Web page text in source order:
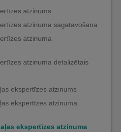
atzinums
atzinuma sagatavošana
atzinuma
atzinuma detalizētais
ekspertīzes atzinums
ekspertīzes atzinuma
ekspertīzes atzinuma